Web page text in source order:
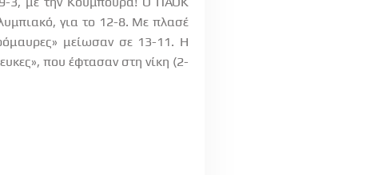
για το 12-8. Με πλασέ
μείωσαν σε 13-11. Η
που έφτασαν στη νίκη (2-